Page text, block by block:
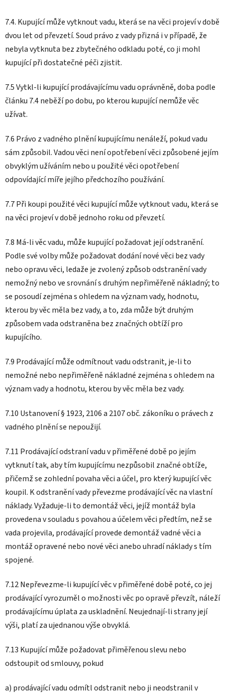
7.4. Kupující může vytknout vadu, která se na věci projeví v době
dvou let od převzetí. Soud právo z vady přizná i v případě, že
nebyla vytknuta bez zbytečného odkladu poté, co ji mohl
kupující při dostatečné péči zjistit.
7.5 Vytkl-li kupující prodávajícímu vadu oprávněně, doba podle
článku 7.4 neběží po dobu, po kterou kupující nemůže věc
užívat.
7.6 Právo z vadného plnění kupujícímu nenáleží, pokud vadu
sám způsobil. Vadou věci není opotřebení věci způsobené jejím
obvyklým užíváním nebo u použité věci opotřebení
odpovídající míře jejího předchozího používání.
7.7 Při koupi použité věci kupující může vytknout vadu, která se
na věci projeví v době jednoho roku od převzetí.
7.8 Má-li věc vadu, může kupující požadovat její odstranění.
Podle své volby může požadovat dodání nové věci bez vady
nebo opravu věci, ledaže je zvolený způsob odstranění vady
nemožný nebo ve srovnání s druhým nepřiměřeně nákladný; to
se posoudí zejména s ohledem na význam vady, hodnotu,
kterou by věc měla bez vady, a to, zda může být druhým
způsobem vada odstraněna bez značných obtíží pro
kupujícího.
7.9 Prodávající může odmítnout vadu odstranit, je-li to
nemožné nebo nepřiměřeně nákladné zejména s ohledem na
význam vady a hodnotu, kterou by věc měla bez vady.
7.10 Ustanovení § 1923, 2106 a 2107 obč. zákoníku o právech z
vadného plnění se nepoužijí.
7.11 Prodávající odstraní vadu v přiměřené době po jejím
vytknutí tak, aby tím kupujícímu nezpůsobil značné obtíže,
přičemž se zohlední povaha věci a účel, pro který kupující věc
koupil. K odstranění vady převezme prodávající věc na vlastní
náklady. Vyžaduje-li to demontáž věci, jejíž montáž byla
provedena v souladu s povahou a účelem věci předtím, než se
vada projevila, prodávající provede demontáž vadné věci a
montáž opravené nebo nové věci anebo uhradí náklady s tím
spojené.
7.12 Nepřevezme-li kupující věc v přiměřené době poté, co jej
prodávající vyrozuměl o možnosti věc po opravě převzít, náleží
prodávajícímu úplata za uskladnění. Neujednají-li strany její
výši, platí za ujednanou výše obvyklá.
7.13 Kupující může požadovat přiměřenou slevu nebo
odstoupit od smlouvy, pokud
a) prodávající vadu odmítl odstranit nebo ji neodstranil v